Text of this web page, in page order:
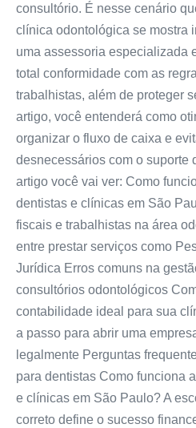
consultório. É nesse cenário
clínica odontológica se mostra
uma assessoria especializada
total conformidade com as
trabalhistas, além de proteger
artigo, você entenderá como
organizar o fluxo de caixa e
desnecessários com o suporte
artigo você vai ver: Como
dentistas e clínicas em São
fiscais e trabalhistas na área
entre prestar serviços como
Jurídica Erros comuns na
consultórios odontológicos
contabilidade ideal para sua
a passo para abrir uma
legalmente Perguntas
para dentistas Como funciona
e clínicas em São Paulo? A
correto define o sucesso